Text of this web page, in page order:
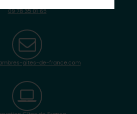
09 78 35 01 65
gites-de-france.com